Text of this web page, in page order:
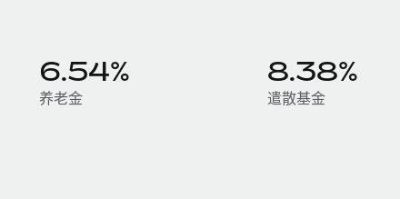
6.54%
养老金
8.38%
遣散基金